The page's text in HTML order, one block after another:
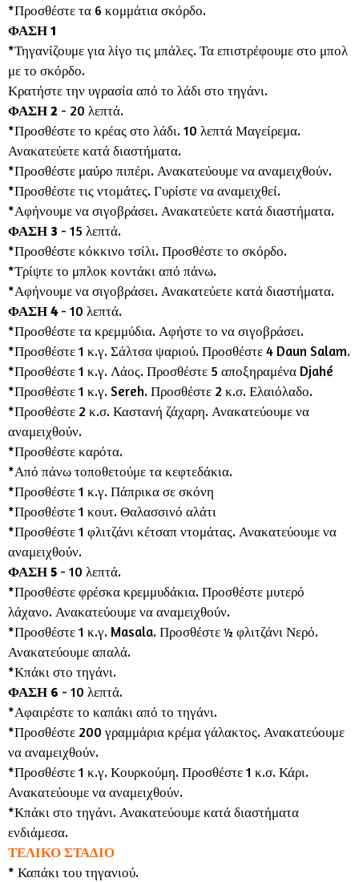
*Προσθέστε τα 6 κομμάτια σκόρδο.
ΦΑΣΗ 1
*Τηγανίζουμε για λίγο τις μπάλες. Τα επιστρέφουμε στο μπολ
με το σκόρδο.
Κρατήστε την υγρασία από το λάδι στο τηγάνι.
ΦΑΣΗ 2 - 20 λεπτά.
*Προσθέστε το κρέας στο λάδι. 10 λεπτά Μαγείρεμα.
Ανακατεύετε κατά διαστήματα.
*Προσθέστε μαύρο πιπέρι. Ανακατεύουμε να αναμειχθούν.
*Προσθέστε τις ντομάτες. Γυρίστε να αναμειχθεί.
*Αφήνουμε να σιγοβράσει. Ανακατεύετε κατά διαστήματα.
ΦΑΣΗ 3 - 15 λεπτά.
*Προσθέστε κόκκινο τσίλι. Προσθέστε το σκόρδο.
*Τρίψτε το μπλοκ κοντάκι από πάνω.
*Αφήνουμε να σιγοβράσει. Ανακατεύετε κατά διαστήματα.
ΦΑΣΗ 4- 10 λεπτά.
*Προσθέστε τα κρεμμύδια. Αφήστε το να σιγοβράσει.
*Προσθέστε 1 κ.γ. Σάλτσα ψαριού. Προσθέστε 4 Daun Salam.
*Προσθέστε 1 κ.γ. Λάος. Προσθέστε 5 αποξηραμένα Djahé
*Προσθέστε 1 κ.γ. Sereh. Προσθέστε 2 κ.σ. Ελαιόλαδο.
*Προσθέστε 2 κ.σ. Καστανή ζάχαρη. Ανακατεύουμε να
αναμειχθούν.
*Προσθέστε καρότα.
*Από πάνω τοποθετούμε τα κεφτεδάκια.
*Προσθέστε 1 κ.γ. Πάπρικα σε σκόνη
*Προσθέστε 1 κουτ. Θαλασσινό αλάτι
*Προσθέστε 1 φλιτζάνι κέτσαπ ντομάτας. Ανακατεύουμε να
αναμειχθούν.
ΦΑΣΗ 5 - 10 λεπτά.
*Προσθέστε φρέσκα κρεμμυδάκια. Προσθέστε μυτερό
λάχανο. Ανακατεύουμε να αναμειχθούν.
*Προσθέστε 1 κ.γ. Masala. Προσθέστε ½ φλιτζάνι Νερό.
Ανακατεύουμε απαλά.
*Κπάκι στο τηγάνι.
ΦΑΣΗ 6 - 10 λεπτά.
*Αφαιρέστε το καπάκι από το τηγάνι.
*Προσθέστε 200 γραμμάρια κρέμα γάλακτος. Ανακατεύουμε
να αναμειχθούν.
*Προσθέστε 1 κ.γ. Κουρκούμη. Προσθέστε 1 κ.σ. Κάρι.
Ανακατεύουμε να αναμειχθούν.
*Κπάκι στο τηγάνι. Ανακατεύουμε κατά διαστήματα
ενδιάμεσα.
ΤΕΛΙΚΟ ΣΤΑΔΙΟ
* Καπάκι του τηγανιού.